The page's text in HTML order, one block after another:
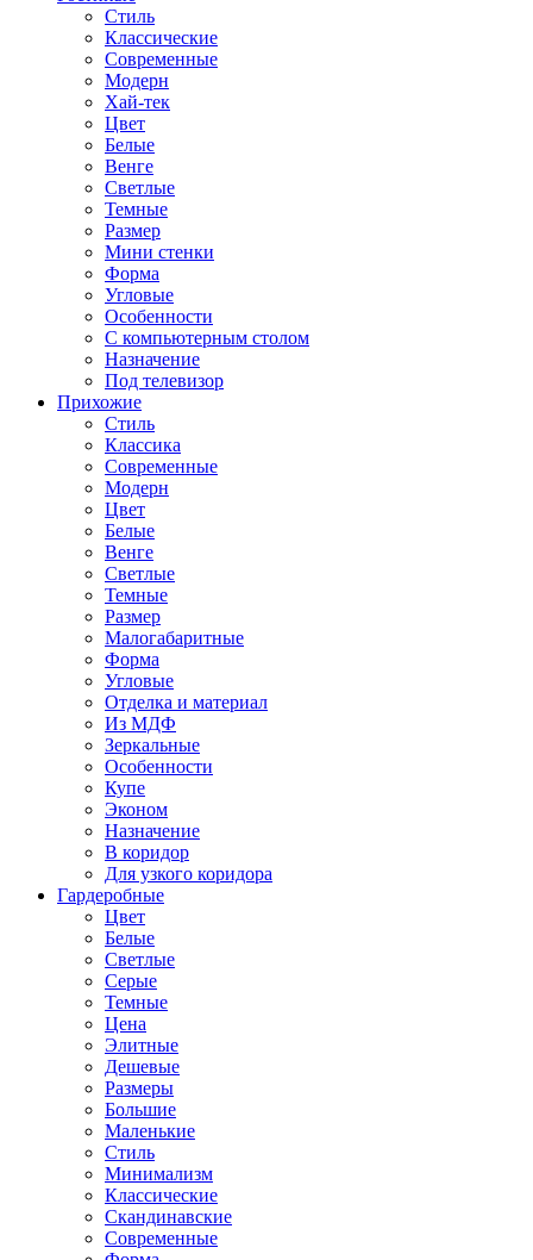
Стиль
Классические
Современные
Модерн
Хай-тек
Цвет
Белые
Венге
Светлые
Темные
Размер
Мини стенки
Форма
Угловые
Особенности
С компьютерным столом
Назначение
Под телевизор
Прихожие
Стиль
Классика
Современные
Модерн
Цвет
Белые
Венге
Светлые
Темные
Размер
Малогабаритные
Форма
Угловые
Отделка и материал
Из МДФ
Зеркальные
Особенности
Купе
Эконом
Назначение
В коридор
Для узкого коридора
Гардеробные
Цвет
Белые
Светлые
Серые
Темные
Цена
Элитные
Дешевые
Размеры
Большие
Маленькие
Стиль
Минимализм
Классические
Скандинавские
Современные